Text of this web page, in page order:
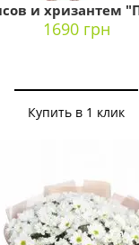
и хризантем
1690 грн
Купить в 1 клик